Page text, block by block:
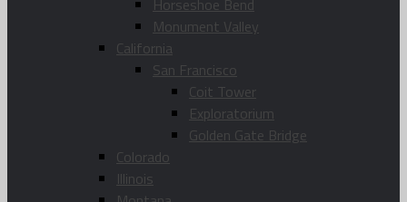
Horseshoe Bend
Monument Valley
California
San Francisco
Coit Tower
Exploratorium
Golden Gate Bridge
Colorado
Illinois